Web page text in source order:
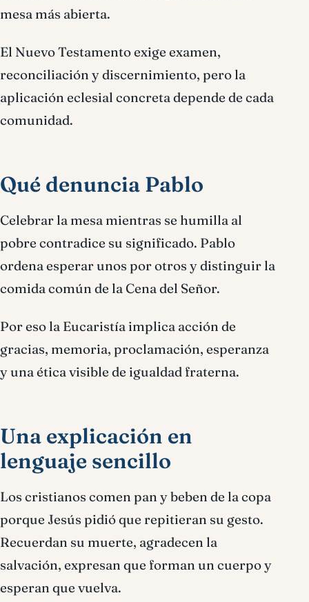
mesa más abierta.
El Nuevo Testamento exige examen,
reconciliación y discernimiento, pero la
aplicación eclesial concreta depende de cada
comunidad.
Qué denuncia Pablo
Celebrar la mesa mientras se humilla al
pobre contradice su significado. Pablo
ordena esperar unos por otros y distinguir la
comida común de la Cena del Señor.
Por eso la Eucaristía implica acción de
gracias, memoria, proclamación, esperanza
y una ética visible de igualdad fraterna.
Una explicación en
lenguaje sencillo
Los cristianos comen pan y beben de la copa
porque Jesús pidió que repitieran su gesto.
Recuerdan su muerte, agradecen la
salvación, expresan que forman un cuerpo y
esperan que vuelva.